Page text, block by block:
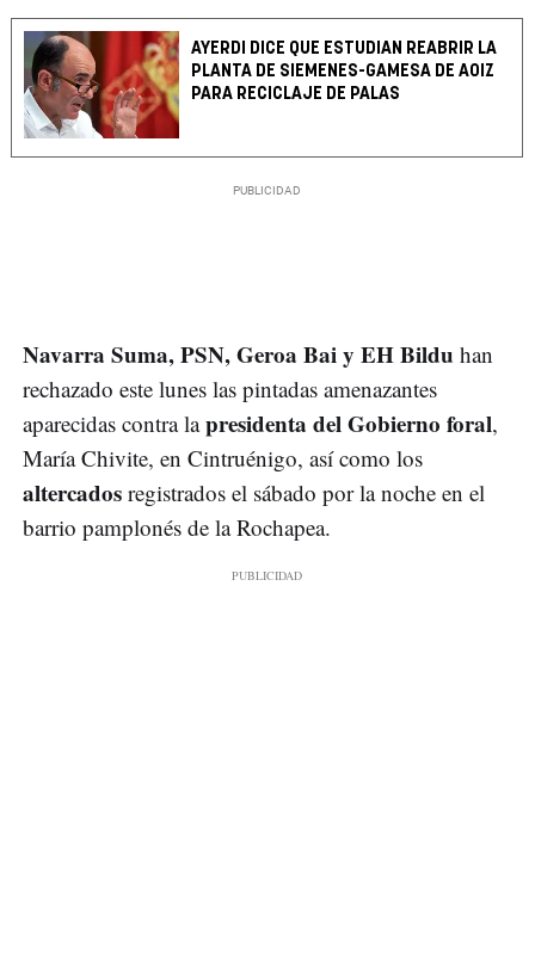
AYERDI DICE QUE ESTUDIAN REABRIR LA
PLANTA DE SIEMENES-GAMESA DE AOIZ
PARA RECICLAJE DE PALAS
Navarra Suma, PSN, Geroa Bai y EH Bildu han
rechazado este lunes las pintadas amenazantes
aparecidas contra lapresidenta del Gobierno foral,
María Chivite, en Cintruénigo, así como los
altercados registrados el sábado por la noche en el
barrio pamplonés de la Rochapea.